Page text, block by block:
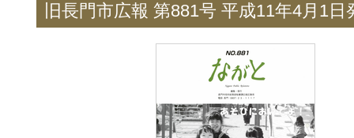
旧長門市広報 第881号 平成11年4月1日